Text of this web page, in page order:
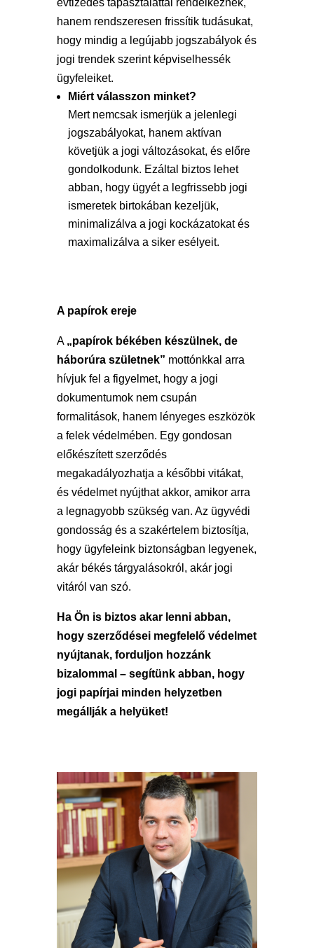
hanem rendszeresen frissítik tudásukat,
hogy mindig a legújabb jogszabályok és
jogi trendek szerint képviselhessék
ügyfeleiket.
Miért válasszon minket?
Mert nemcsak ismerjük a jelenlegi
jogszabályokat, hanem aktívan
követjük a jogi változásokat, és előre
gondolkodunk. Ezáltal biztos lehet
abban, hogy ügyét a legfrissebb jogi
ismeretek birtokában kezeljük,
minimalizálva a jogi kockázatokat és
maximalizálva a siker esélyeit.
A papírok ereje
A „papírok békében készülnek, de
háborúra születnek” mottónkkal arra
hívjuk fel a figyelmet, hogy a jogi
dokumentumok nem csupán
formalitások, hanem lényeges eszközök
a felek védelmében. Egy gondosan
előkészített szerződés
megakadályozhatja a későbbi vitákat,
és védelmet nyújthat akkor, amikor arra
a legnagyobb szükség van. Az ügyvédi
gondosság és a szakértelem biztosítja,
hogy ügyfeleink biztonságban legyenek,
akár békés tárgyalásokról, akár jogi
vitáról van szó.
Ha Ön is biztos akar lenni abban,
hogy szerződései megfelelő védelmet
nyújtanak, forduljon hozzánk
bizalommal – segítünk abban, hogy
jogi papírjai minden helyzetben
megállják a helyüket!